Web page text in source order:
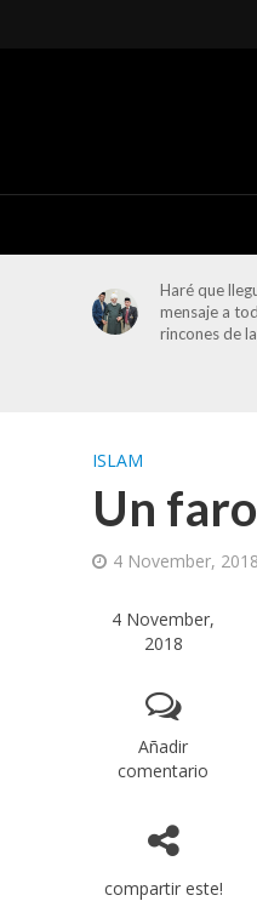
Haré que
mensaje a
rincones de
ISLAM
Un
4 November, 2018
4 November,
2018
Añadir
comentario
compartir este!